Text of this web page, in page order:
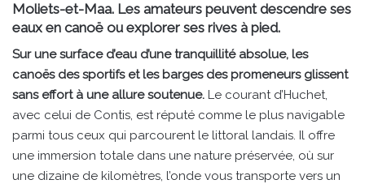
Moliets-et-Maa. Les amateurs peuvent descendre ses
eaux en canoë ou explorer ses rives à pied.
Sur une surface d’eau d’une tranquillité absolue, les
canoës des sportifs et les barges des promeneurs glissent
sans effort à une allure soutenue. Le courant d’Huchet,
avec celui de Contis, est réputé comme le plus navigable
parmi tous ceux qui parcourent le littoral landais. Il offre
une immersion totale dans une nature préservée, où sur
une dizaine de kilomètres, l’onde vous transporte vers un